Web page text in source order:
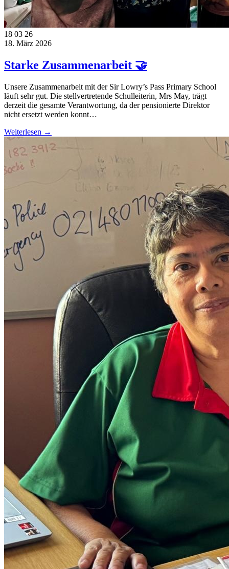
18 03 26
18. März 2026
Starke Zusammenarbeit 🤝
Unsere Zusammenarbeit mit der Sir Lowry’s Pass Primary School
läuft sehr gut. Die stellvertretende Schulleiterin, Mrs May, trägt
derzeit die gesamte Verantwortung, da der pensionierte Direktor
nicht ersetzt werden konnt…
Weiterlesen →